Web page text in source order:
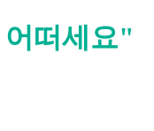
어떠세요"